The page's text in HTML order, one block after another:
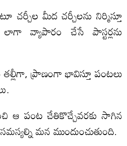
చర్చీల మీద చర్చీలను నిర్మిస్తూ
వ్యాపారం చేసే పాస్టర్లను
ప్రాణంగా భావిస్తూ పంటలు
ఆ పంట చేతికొచ్చేవరకు సాగిన
మన ముందుంచుతుంది.